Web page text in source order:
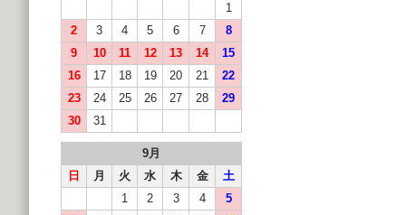
1
2
3 4 5 6 7
8
9
10 11 12 13 14
15
16
17 18 19 20 21
22
23
24 25 26 27 28
29
30
31
9月
日
月 火 水 木 金
土
1
2 3 4
5